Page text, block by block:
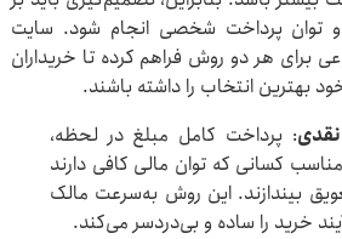
توان پرداخت شخصی انجام شود. سایت
برای هر دو روش فراهم کرده تا خریداران
بهترین انتخاب را داشته باشند.
: پرداخت کامل مبلغ در لحظه،
کسانی که توان مالی کافی دارند
بیندازند. این روش به‌سرعت مالک
خرید را ساده و بی‌دردسر می‌کند.